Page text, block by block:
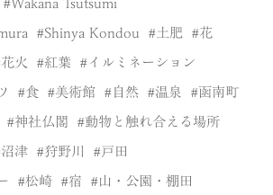
Shinya Kondou 土肥 花
花火 紅葉 イルミネーション
食 美術館 自然 温泉 函南町
神社仏閣 動物と触れ合える場所
沼津 狩野川 戸田
松崎 宿 山・公園・棚田